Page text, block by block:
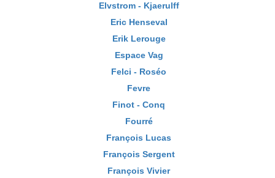
Elvstrom - Kjaerulff
Eric Henseval
Erik Lerouge
Espace Vag
Felci - Roséo
Fevre
Finot - Conq
Fourré
François Lucas
François Sergent
François Vivier